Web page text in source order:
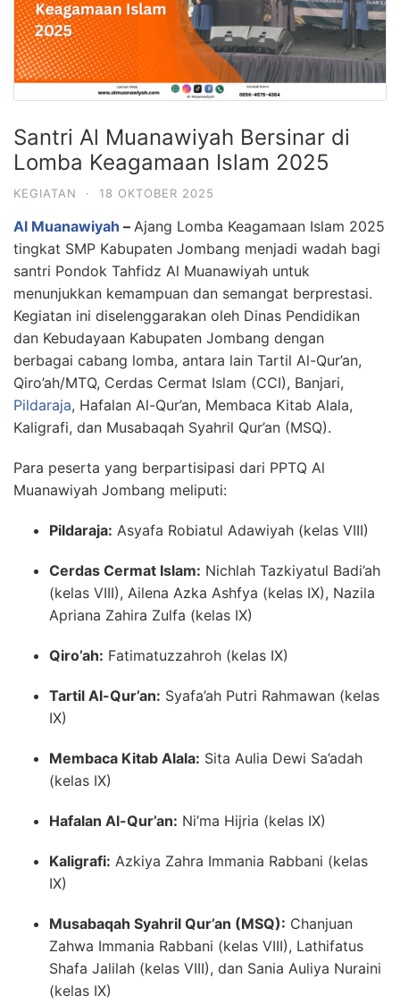
Santri Al Muanawiyah Bersinar di
Lomba Keagamaan Islam 2025
KEGIATAN · 18 OKTOBER 2025
Al Muanawiyah – Ajang Lomba Keagamaan Islam 2025
tingkat SMP Kabupaten Jombang menjadi wadah bagi
santri Pondok Tahfidz Al Muanawiyah untuk
menunjukkan kemampuan dan semangat berprestasi.
Kegiatan ini diselenggarakan oleh Dinas Pendidikan
dan Kebudayaan Kabupaten Jombang dengan
berbagai cabang lomba, antara lain Tartil Al-Qur’an,
Qiro’ah/MTQ, Cerdas Cermat Islam (CCI), Banjari,
Pildaraja, Hafalan Al-Qur’an, Membaca Kitab Alala,
Kaligrafi, dan Musabaqah Syahril Qur’an (MSQ).
Para peserta yang berpartisipasi dari PPTQ Al
Muanawiyah Jombang meliputi:
Pildaraja: Asyafa Robiatul Adawiyah (kelas VIII)
Cerdas Cermat Islam: Nichlah Tazkiyatul Badi’ah
(kelas VIII), Ailena Azka Ashfya (kelas IX), Nazila
Apriana Zahira Zulfa (kelas IX)
Qiro’ah: Fatimatuzzahroh (kelas IX)
Tartil Al-Qur’an: Syafa’ah Putri Rahmawan (kelas
IX)
Membaca Kitab Alala: Sita Aulia Dewi Sa’adah
(kelas IX)
Hafalan Al-Qur’an: Ni’ma Hijria (kelas IX)
Kaligrafi: Azkiya Zahra Immania Rabbani (kelas
IX)
Musabaqah Syahril Qur’an (MSQ): Chanjuan
Zahwa Immania Rabbani (kelas VIII), Lathifatus
Shafa Jalilah (kelas VIII), dan Sania Auliya Nuraini
(kelas IX)